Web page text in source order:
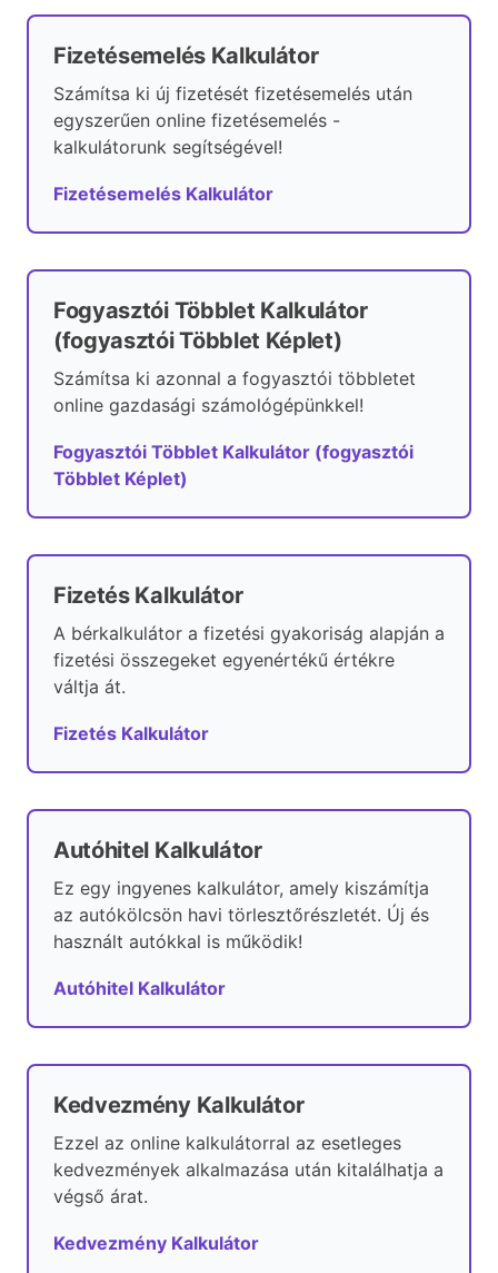
Fizetésemelés Kalkulátor
Számítsa ki új fizetését fizetésemelés után
egyszerűen online fizetésemelés -
kalkulátorunk segítségével!
Fizetésemelés Kalkulátor
Fogyasztói Többlet Kalkulátor
(fogyasztói Többlet Képlet)
Számítsa ki azonnal a fogyasztói többletet
online gazdasági számológépünkkel!
Fogyasztói Többlet Kalkulátor (fogyasztói
Többlet Képlet)
Fizetés Kalkulátor
A bérkalkulátor a fizetési gyakoriság alapján a
fizetési összegeket egyenértékű értékre
váltja át.
Fizetés Kalkulátor
Autóhitel Kalkulátor
Ez egy ingyenes kalkulátor, amely kiszámítja
az autókölcsön havi törlesztőrészletét. Új és
használt autókkal is működik!
Autóhitel Kalkulátor
Kedvezmény Kalkulátor
Ezzel az online kalkulátorral az esetleges
kedvezmények alkalmazása után kitalálhatja a
végső árat.
Kedvezmény Kalkulátor